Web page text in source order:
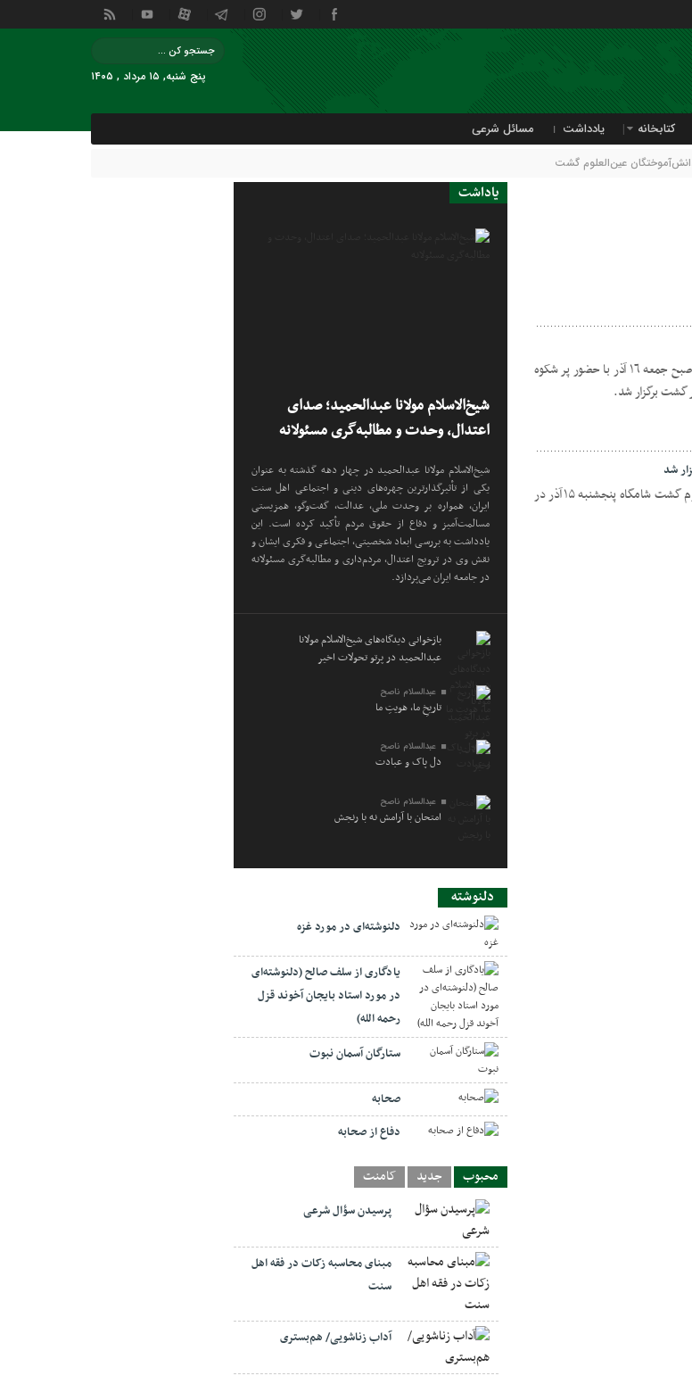
پنج شنبه, ۱۵ مرداد , ۱۴۰۵
کتابخانه یادداشت مسائل شرعی
عین‌العلوم گشت
سنت‌آنلاین| پنجاهمین همایش دانش‌آموختگان عین‌العلوم گشت صبح جمعه ١٦ آذر با حضور پر شکوه
گشت برگزار شد.
شد
سنت‌آنلاین| بخش اول پنجاهمین همایش دانش‌آموختگان عین‌العلوم گشت شامگاه پنجشنبه ۱۵ آذر در
یاداشت
شیخ‌الاسلام مولانا عبدالحمید؛ صدای
اعتدال، وحدت و مطالبه‌گری مسئولانه
شیخ‌الاسلام مولانا عبدالحمید در چهار دهه گذشته به عنوان
یکی از تأثیرگذارترین چهره‌های دینی و اجتماعی اهل سنت
ایران، همواره بر وحدت ملی، عدالت، گفت‌وگو، همزیستی
مسالمت‌آمیز و دفاع از حقوق مردم تأکید کرده است. این
یادداشت به بررسی ابعاد شخصیتی، اجتماعی و فکری ایشان و
نقش وی در ترویج اعتدال، مردم‌داری و مطالبه‌گری مسئولانه
در جامعه ایران می‌پردازد.
بازخوانی دیدگاه‌های شیخ‌الاسلام مولانا
عبدالحمید در پرتو تحولات اخیر
عبدالسلام ناصح
تاریخِ ما، هویتِ ما
عبدالسلام ناصح
دل پاک و عبادت
عبدالسلام ناصح
امتحان با آرامش نه با رنجش
دلنوشته
دلنوشته‌ای در مورد غزه
یادگاری از سلف صالح (دلنوشته‌ای
در مورد استاد بایجان آخوند قزل
رحمه الله)
ستارگان آسمان نبوت
صحابه
دفاع از صحابه
محبوب جدید کامنت
پرسیدن سؤال شرعی
مبنای محاسبه زکات در فقه اهل
سنت
آداب زناشویی/ هم‌بستری